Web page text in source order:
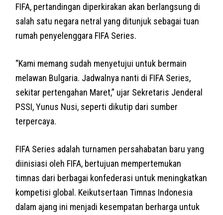
FIFA, pertandingan diperkirakan akan berlangsung di
salah satu negara netral yang ditunjuk sebagai tuan
rumah penyelenggara FIFA Series.
“Kami memang sudah menyetujui untuk bermain
melawan Bulgaria. Jadwalnya nanti di FIFA Series,
sekitar pertengahan Maret,” ujar Sekretaris Jenderal
PSSI, Yunus Nusi, seperti dikutip dari sumber
terpercaya.
FIFA Series adalah turnamen persahabatan baru yang
diinisiasi oleh FIFA, bertujuan mempertemukan
timnas dari berbagai konfederasi untuk meningkatkan
kompetisi global. Keikutsertaan Timnas Indonesia
dalam ajang ini menjadi kesempatan berharga untuk